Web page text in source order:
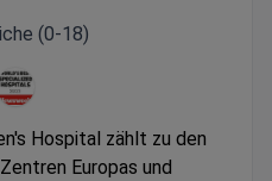
(0-18)
Hospital zählt zu den
Europas und